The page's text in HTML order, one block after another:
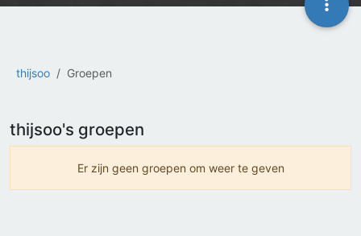
thijsoo Groepen
thijsoo's groepen
Er zijn geen groepen om weer te geven